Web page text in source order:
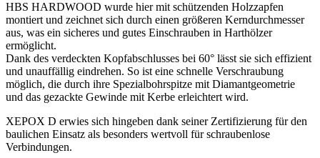
HBS HARDWOOD wurde hier mit schützenden Holzzapfen
montiert und zeichnet sich durch einen größeren Kerndurchmesser
aus, was ein sicheres und gutes Einschrauben in Harthölzer
ermöglicht.
Dank des verdeckten Kopfabschlusses bei 60° lässt sie sich effizient
und unauffällig eindrehen. So ist eine schnelle Verschraubung
möglich, die durch ihre Spezialbohrspitze mit Diamantgeometrie
und das gezackte Gewinde mit Kerbe erleichtert wird.
XEPOX D erwies sich hingeben dank seiner Zertifizierung für den
baulichen Einsatz als besonders wertvoll für schraubenlose
Verbindungen.